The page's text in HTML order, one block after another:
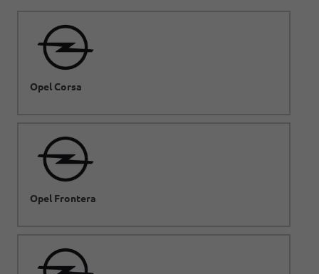
Opel Corsa
Opel Frontera